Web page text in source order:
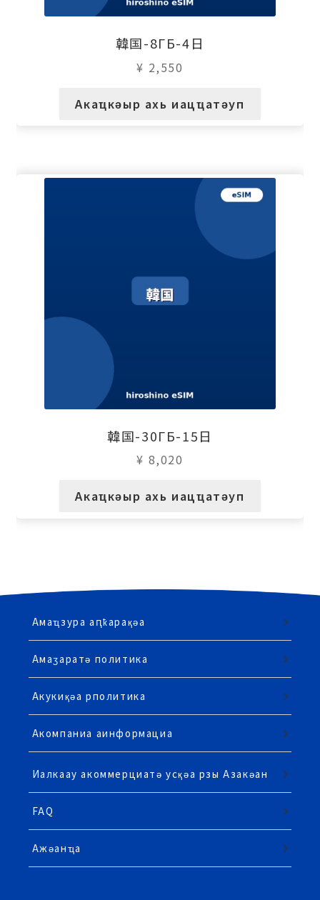
韓国-8ГБ-4日
¥ 2,550
Акаҵкәыр ахь иацҵатәуп
韓国-30ГБ-15日
¥ 8,020
Акаҵкәыр ахь иацҵатәуп
Амаҵзура аԥҟарақәа
Амаӡаратә политика
Акукиқәа рполитика
Акомпаниа аинформациа
Иалкаау акоммерциатә усқәа рзы Азакәан
FAQ
Ажәанҵа